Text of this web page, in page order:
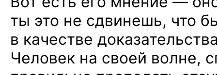
ты это не сдвинешь, что
в качестве
Человек на своей волне,